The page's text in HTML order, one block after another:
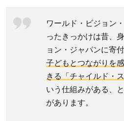
いる
のメ
ッセ
ージ
1.6
寄付
ワールド・ビジョン
ったきっかけは昔、
ョン・ジャパンに寄
子どもとつながりを
きる「チャイルド・
いう仕組みがある、
があります。